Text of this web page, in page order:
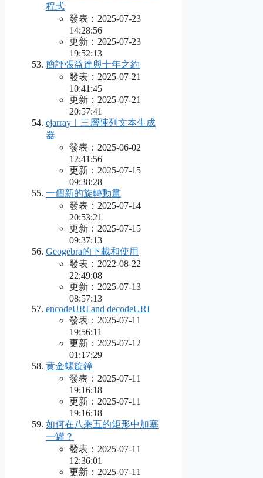
程式
發表：2025-07-23
14:28:56
更新：2025-07-23
19:52:13
簡評張益達與十年之約
發表：2025-07-21
10:41:45
更新：2025-07-21
20:57:41
ejarray︱三層陣列文本生成
器
發表：2025-06-02
12:41:56
更新：2025-07-15
09:38:28
一個新的旋轉動畫
發表：2025-07-14
20:53:21
更新：2025-07-15
09:37:13
Geogebra的下載和使用
發表：2022-08-22
22:49:08
更新：2025-07-13
08:57:13
encodeURI and decodeURI
發表：2025-07-11
19:56:11
更新：2025-07-12
01:17:29
黄金螺旋鐘
發表：2025-07-11
19:16:18
更新：2025-07-11
19:16:18
如何在八乘五的矩形中加塞
一罐？
發表：2025-07-11
12:36:01
更新：2025-07-11